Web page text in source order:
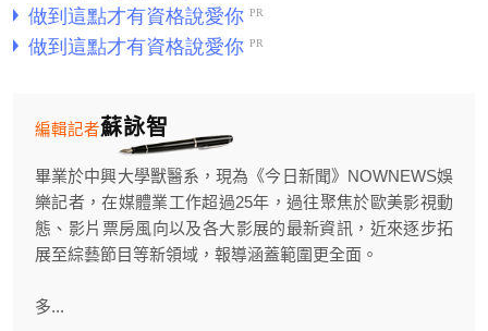
蘇詠智
編輯記者
畢業於中興大學獸醫系，現為《今日新聞》NOWNEWS娛
樂記者，在媒體業工作超過25年，過往聚焦於歐美影視動
態、影片票房風向以及各大影展的最新資訊，近來逐步拓
展至綜藝節目等新領域，報導涵蓋範圍更全面。
多...